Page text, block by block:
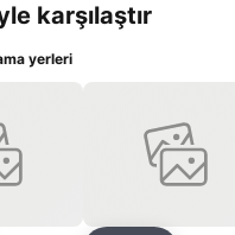
karşılaştır
yerleri